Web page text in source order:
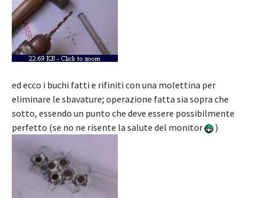
ed ecco i buchi fatti e rifiniti con una molettina per
eliminare le sbavature; operazione fatta sia sopra che
sotto, essendo un punto che deve essere possibilmente
perfetto (se no ne risente la salute del monitor
)